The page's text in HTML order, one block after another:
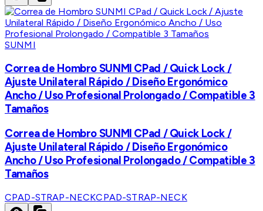
SUNMI
Correa de Hombro SUNMI CPad / Quick Lock /
Ajuste Unilateral Rápido / Diseño Ergonómico
Ancho / Uso Profesional Prolongado / Compatible 3
Tamaños
Correa de Hombro SUNMI CPad / Quick Lock /
Ajuste Unilateral Rápido / Diseño Ergonómico
Ancho / Uso Profesional Prolongado / Compatible 3
Tamaños
CPAD-STRAP-NECKCPAD-STRAP-NECK